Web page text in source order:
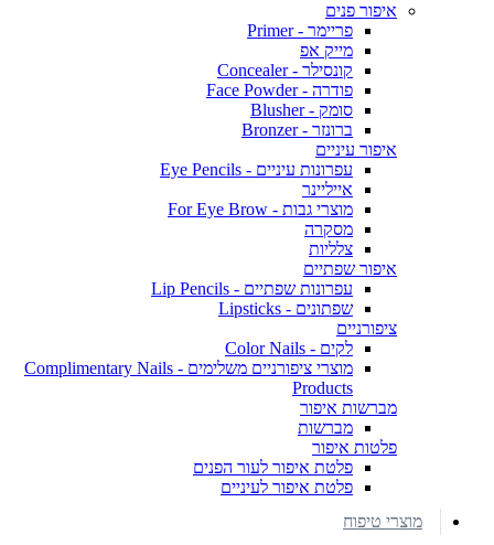
איפור פנים
פריימר - Primer
מייק אפ
קונסילר - Concealer
פודרה - Face Powder
סומק - Blusher
ברונזר - Bronzer
איפור עיניים
עפרונות עיניים - Eye Pencils
אייליינר
מוצרי גבות - For Eye Brow
מסקרה
צלליות
איפור שפתיים
עפרונות שפתיים - Lip Pencils
שפתונים - Lipsticks
ציפורניים
לקים - Color Nails
מוצרי ציפורניים משלימים - Complimentary Nails
Products
מברשות איפור
מברשות
פלטות איפור
פלטת איפור לעור הפנים
פלטת איפור לעיניים
מוצרי טיפוח